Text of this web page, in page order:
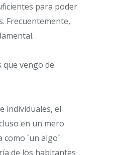
para poder
Frecuentemente,
vengo de
individuales, el
en un mero
´un algo`
de los habitantes